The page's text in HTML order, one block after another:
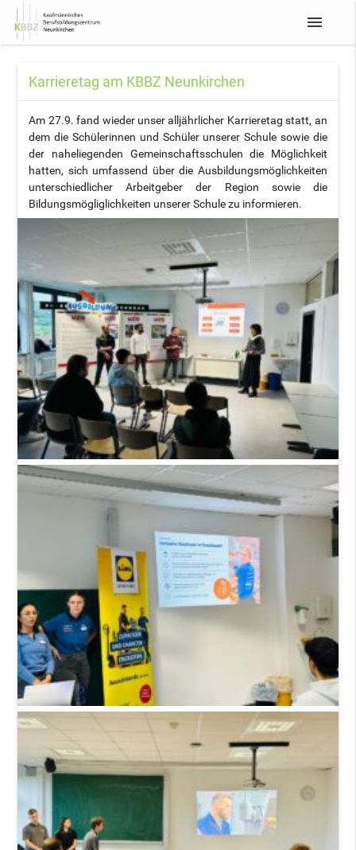
menu
Karrieretag am KBBZ Neunkirchen
Am 27.9. fand wieder unser alljährlicher Karrieretag statt, an
dem die Schülerinnen und Schüler unserer Schule sowie die
der naheliegenden Gemeinschaftsschulen die Möglichkeit
hatten, sich umfassend über die Ausbildungsmöglichkeiten
unterschiedlicher Arbeitgeber der Region sowie die
Bildungsmögliglichkeiten unserer Schule zu informieren.